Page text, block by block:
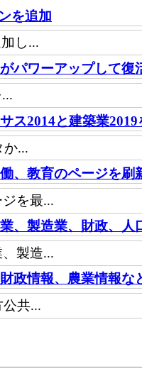
を追加
し...
パワーアップして復
ス2014と建築業2019
か...
、教育のページを刷
を最...
、製造業、財政、人
製造...
政情報、農業情報な
共...